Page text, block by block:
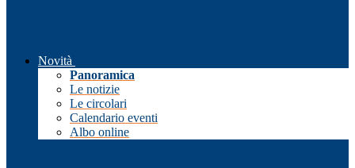
Novità
Panoramica
Le notizie
Le circolari
Calendario eventi
Albo online